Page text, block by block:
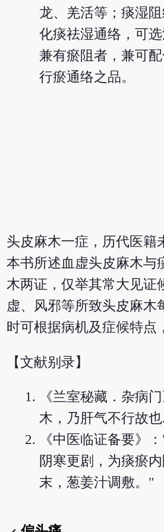
龙、羌活等；痰湿
化痰祛湿通络，可
兼有瘀阻者，兼可
行瘀通络之品。
头皮麻木一症，历代医籍
本书所述血虚头皮麻木与
木两证，仅举其常大见证
虚、风邪等所致头皮麻木
时可根据病机及症候特点
【文献别录】
《兰室秘藏．杂病
木，乃肝气不行故
《中医临证备要》
阴寒更剧，为痰瘀
末，葱姜汁调敷。"